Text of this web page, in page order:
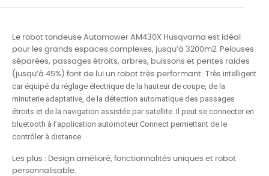
Le robot tondeuse Automower AM430X Husqvarna est idéal
pour les grands espaces complexes, jusqu’à 3200m2. Pelouses
séparées, passages étroits, arbres, buissons et pentes raides
(jusqu’à 45%) font de lui un robot très performant. Très intelligent
car équipé du réglage électrique de la hauteur de coupe, de la
minuterie adaptative, de la détection automatique des passages
étroits et de la navigation assistée par satellite. Il peut se connecter en
bluetooth à l’application automoteur Connect permettant de le
contrôler à distance.
Les plus : Design amélioré, fonctionnalités uniques et robot
personnalisable.